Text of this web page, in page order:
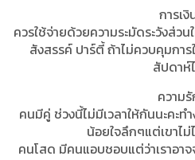
การเงิ
ควรใช้จ่ายด้วยความระมัดระวังส่ว
สังสรรค์ ปาร์ตี้ ถ้าไม่ควบคุมกา
สัปดาห์
ความ
คนมีคู่ ช่วงนี้ไม่มีเวลาให้กันนะคะ
น้อยใจลึกๆแต่เขาไ
คนโสด มีคนแอบชอบแต่ว่าเราอาจ